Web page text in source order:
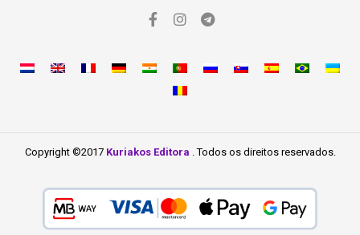
Copyright ©2017 Kuriakos Editora . Todos os direitos reservados.